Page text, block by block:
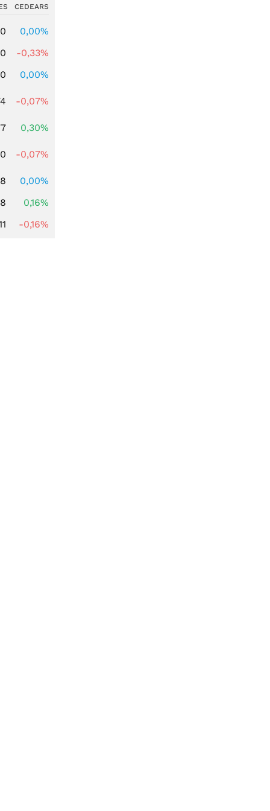
CEDEARS
0,00%
-0,33%
0,00%
-0,07%
0,30%
-0,07%
0,00%
0,16%
-0,16%